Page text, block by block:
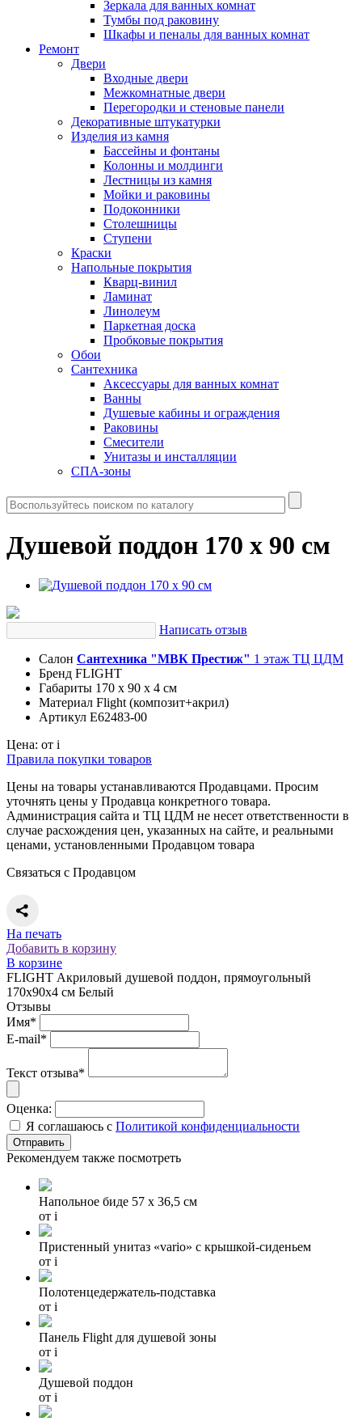
Зеркала для ванных комнат
Тумбы под раковину
Шкафы и пеналы для ванных комнат
Ремонт
Двери
Входные двери
Межкомнатные двери
Перегородки и стеновые панели
Декоративные штукатурки
Изделия из камня
Бассейны и фонтаны
Колонны и молдинги
Лестницы из камня
Мойки и раковины
Подоконники
Столешницы
Ступени
Краски
Напольные покрытия
Кварц-винил
Ламинат
Линолеум
Паркетная доска
Пробковые покрытия
Обои
Сантехника
Аксессуары для ванных комнат
Ванны
Душевые кабины и ограждения
Раковины
Смесители
Унитазы и инсталляции
СПА-зоны
Душевой поддон 170 x 90 см
Написать отзыв
Салон Сантехника "МВК Престиж" 1 этаж ТЦ ЦДМ
Бренд FLIGHT
Габариты 170 x 90 x 4 см
Материал Flight (композит+акрил)
Артикул E62483-00
Цена: от i
Правила покупки товаров
Цены на товары устанавливаются Продавцами. Просим
уточнять цены у Продавца конкретного товара.
Администрация сайта и ТЦ ЦДМ не несет ответственности в
случае расхождения цен, указанных на сайте, и реальными
ценами, установленными Продавцом товара
Связаться с Продавцом
На печать
Добавить в корзину
В корзине
FLIGHT Акриловый душевой поддон, прямоугольный
170x90x4 см Белый
Отзывы
Имя*
E-mail*
Текст отзыва*
Оценка:
Я соглашаюсь с Политикой конфиденциальности
Рекомендуем также посмотреть
Напольное биде 57 x 36,5 см
от i
Пристенный унитаз «vario» с крышкой-сиденьем
от i
Полотенцедержатель-подставка
от i
Панель Flight для душевой зоны
от i
Душевой поддон
от i